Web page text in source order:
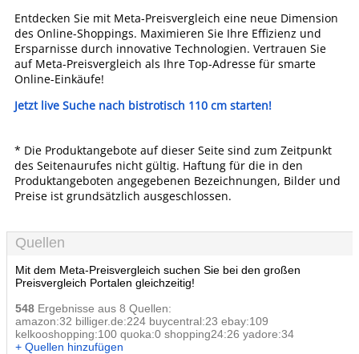
Entdecken Sie mit Meta-Preisvergleich eine neue Dimension
des Online-Shoppings. Maximieren Sie Ihre Effizienz und
Ersparnisse durch innovative Technologien. Vertrauen Sie
auf Meta-Preisvergleich als Ihre Top-Adresse für smarte
Online-Einkäufe!
Jetzt live Suche nach bistrotisch 110 cm starten!
* Die Produktangebote auf dieser Seite sind zum Zeitpunkt
des Seitenaurufes nicht gültig. Haftung für die in den
Produktangeboten angegebenen Bezeichnungen, Bilder und
Preise ist grundsätzlich ausgeschlossen.
Quellen
Mit dem Meta-Preisvergleich suchen Sie bei den großen
Preisvergleich Portalen gleichzeitig!
548 Ergebnisse aus 8 Quellen:
amazon:32 billiger.de:224 buycentral:23 ebay:109
kelkooshopping:100 quoka:0 shopping24:26 yadore:34
+ Quellen hinzufügen